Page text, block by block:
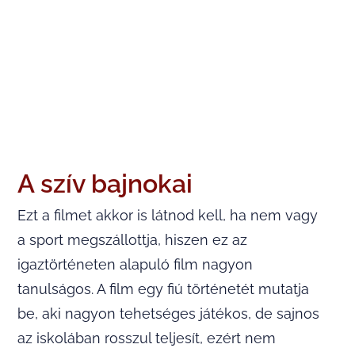
A szív bajnokai
Ezt a filmet akkor is látnod kell, ha nem vagy
a sport megszállottja, hiszen ez az
igaztörténeten alapuló film nagyon
tanulságos. A film egy fiú történetét mutatja
be, aki nagyon tehetséges játékos, de sajnos
az iskolában rosszul teljesít, ezért nem